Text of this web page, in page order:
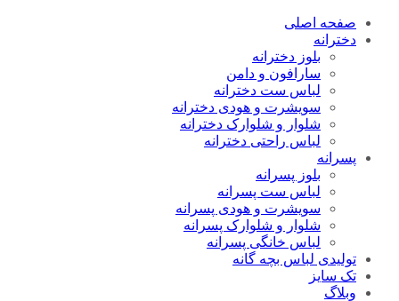
صفحه اصلی
دخترانه
بلوز دخترانه
سارافون و دامن
لباس ست دخترانه
سویشرت و هودی دخترانه
شلوار و شلوارک دخترانه
لباس راحتی دخترانه
پسرانه
بلوز پسرانه
لباس ست پسرانه
سویشرت و هودی پسرانه
شلوار و شلوارک پسرانه
لباس خانگی پسرانه
تولیدی لباس بچه گانه
تک سایز
وبلاگ